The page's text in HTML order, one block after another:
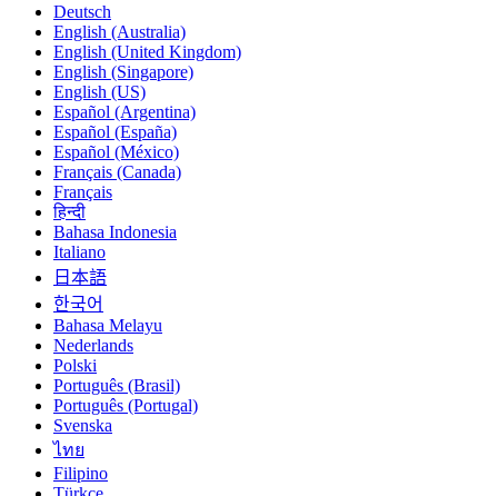
Deutsch
English (Australia)
English (United Kingdom)
English (Singapore)
English (US)
Español (Argentina)
Español (España)
Español (México)
Français (Canada)
Français
हिन्दी
Bahasa Indonesia
Italiano
日本語
한국어
Bahasa Melayu
Nederlands
Polski
Português (Brasil)
Português (Portugal)
Svenska
ไทย
Filipino